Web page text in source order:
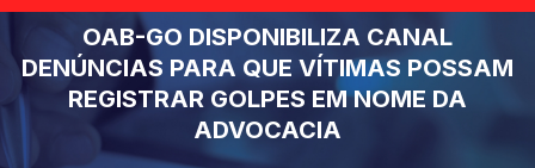
OAB-GO DISPONIBILIZA CANAL
DENÚNCIAS PARA QUE VÍTIMAS POSSAM
REGISTRAR GOLPES EM NOME DA
ADVOCACIA